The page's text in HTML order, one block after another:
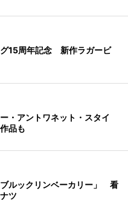
15周年記念 新作ラガービ
・アントワネット・スタイ
品も
ルックリンベーカリー」 看
ツ